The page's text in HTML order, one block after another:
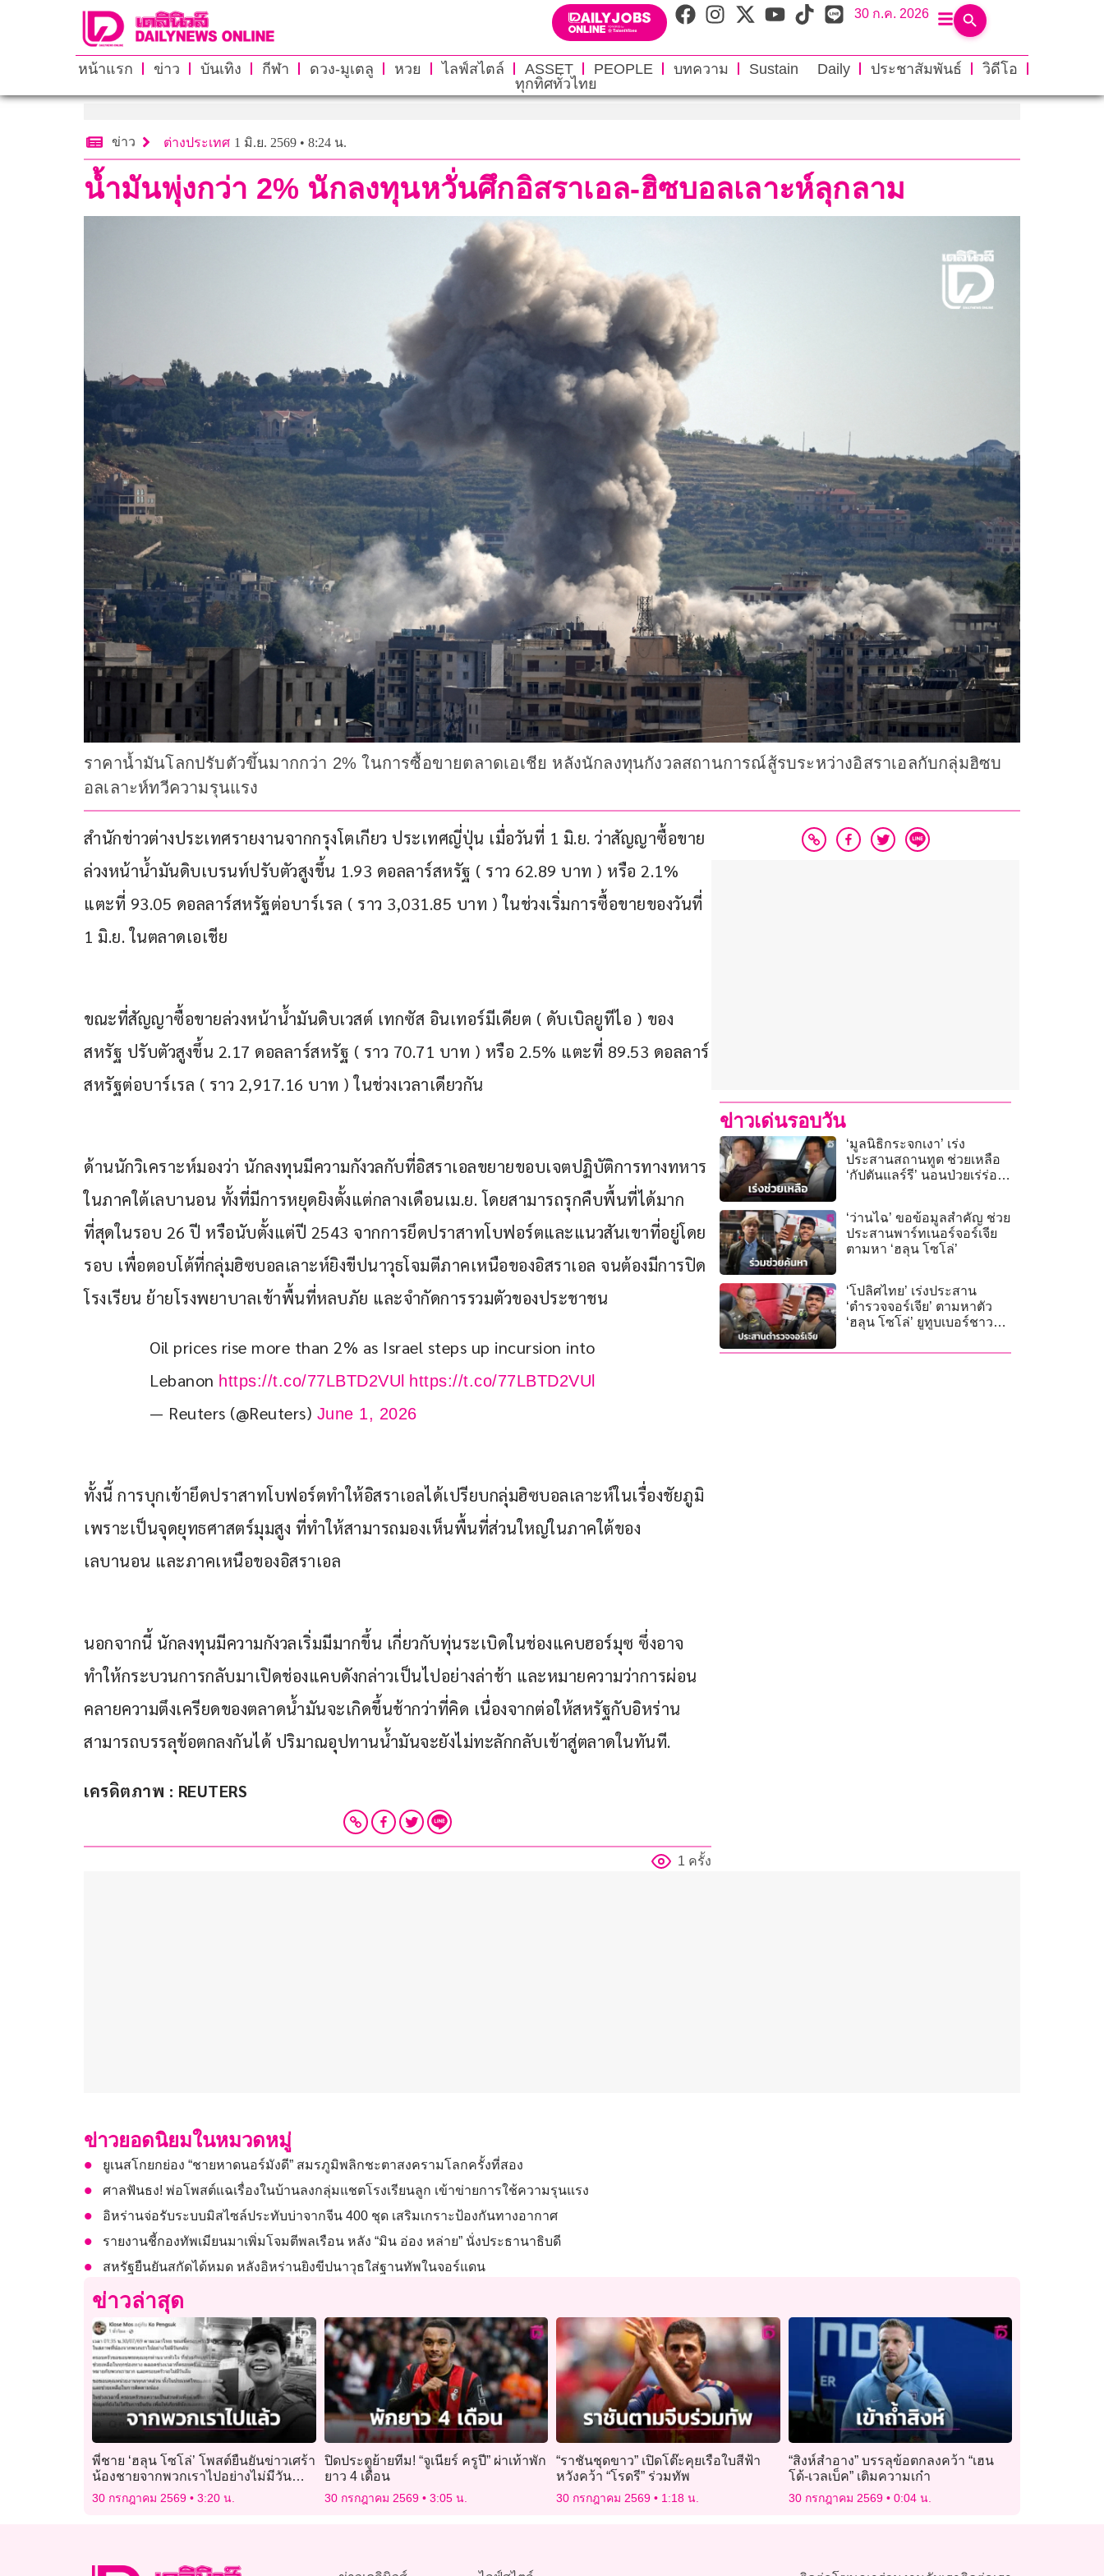
30 ก.ค. 2026
หน้าแรก ข่าว บันเทิง กีฬา ดวง-มูเตลู หวย ไลฟ์สไตล์ ASSET PEOPLE บทความ Sustain Daily ประชาสัมพันธ์
วิดีโอ
ทุกทิศทั่วไทย
ข่าว ต่างประเทศ 1 มิ.ย. 2569 • 8:24 น.
น้ำมันพุ่งกว่า 2% นักลงทุนหวั่นศึกอิสราเอล-ฮิซบอลเลาะห์ลุกลาม
ราคาน้ำมันโลกปรับตัวขึ้นมากกว่า 2% ในการซื้อขายตลาดเอเชีย หลังนักลงทุนกังวลสถานการณ์สู้รบระหว่างอิสราเอลกับกลุ่มฮิซบ
อลเลาะห์ทวีความรุนแรง
สำนักข่าวต่างประเทศรายงานจากกรุงโตเกียว ประเทศญี่ปุ่น เมื่อวันที่ 1 มิ.ย. ว่าสัญญาซื้อขาย
ล่วงหน้าน้ำมันดิบเบรนท์ปรับตัวสูงขึ้น 1.93 ดอลลาร์สหรัฐ ( ราว 62.89 บาท ) หรือ 2.1%
แตะที่ 93.05 ดอลลาร์สหรัฐต่อบาร์เรล ( ราว 3,031.85 บาท ) ในช่วงเริ่มการซื้อขายของวันที่
1 มิ.ย. ในตลาดเอเชีย
ขณะที่สัญญาซื้อขายล่วงหน้าน้ำมันดิบเวสต์ เทกซัส อินเทอร์มีเดียต ( ดับเบิลยูทีไอ ) ของ
สหรัฐ ปรับตัวสูงขึ้น 2.17 ดอลลาร์สหรัฐ ( ราว 70.71 บาท ) หรือ 2.5% แตะที่ 89.53 ดอลลาร์
สหรัฐต่อบาร์เรล ( ราว 2,917.16 บาท ) ในช่วงเวลาเดียวกัน
ด้านนักวิเคราะห์มองว่า นักลงทุนมีความกังวลกับที่อิสราเอลขยายขอบเจตปฏิบัติการทางทหาร
ในภาคใต้เลบานอน ทั้งที่มีการหยุดยิงตั้งแต่กลางเดือนเม.ย. โดยสามารถรุกคืบพื้นที่ได้มาก
ที่สุดในรอบ 26 ปี หรือนับตั้งแต่ปี 2543 จากการยึดปราสาทโบฟอร์ตและแนวสันเขาที่อยู่โดย
รอบ เพื่อตอบโต้ที่กลุ่มฮิซบอลเลาะห์ยิงขีปนาวุธโจมตีภาคเหนือของอิสราเอล จนต้องมีการปิด
โรงเรียน ย้ายโรงพยาบาลเข้าพื้นที่หลบภัย และจำกัดการรวมตัวของประชาชน
Oil prices rise more than 2% as Israel steps up incursion into
Lebanon https://t.co/77LBTD2VUl https://t.co/77LBTD2VUl
— Reuters (@Reuters) June 1, 2026
ทั้งนี้ การบุกเข้ายึดปราสาทโบฟอร์ตทำให้อิสราเอลได้เปรียบกลุ่มฮิซบอลเลาะห์ในเรื่องชัยภูมิ
เพราะเป็นจุดยุทธศาสตร์มุมสูง ที่ทำให้สามารถมองเห็นพื้นที่ส่วนใหญ่ในภาคใต้ของ
เลบานอน และภาคเหนือของอิสราเอล
นอกจากนี้ นักลงทุนมีความกังวลเริ่มมีมากขึ้น เกี่ยวกับทุ่นระเบิดในช่องแคบฮอร์มุซ ซึ่งอาจ
ทำให้กระบวนการกลับมาเปิดช่องแคบดังกล่าวเป็นไปอย่างล่าช้า และหมายความว่าการผ่อน
คลายความตึงเครียดของตลาดน้ำมันจะเกิดขึ้นช้ากว่าที่คิด เนื่องจากต่อให้สหรัฐกับอิหร่าน
สามารถบรรลุข้อตกลงกันได้ ปริมาณอุปทานน้ำมันจะยังไม่ทะลักกลับเข้าสู่ตลาดในทันที.
เครดิตภาพ : REUTERS
1 ครั้ง
ข่าวเด่นรอบวัน
‘มูลนิธิกระจกเงา’ เร่ง
ประสานสถานทูต ช่วยเหลือ
‘กัปตันแลร์รี’ นอนป่วยเร่ร่อน
‘ว่านไฉ’ ขอข้อมูลสำคัญ ช่วย
ประสานพาร์ทเนอร์จอร์เจีย
ตามหา ‘ฮลุน โซโล่’
‘โปลิศไทย’ เร่งประสาน
‘ตำรวจจอร์เจีย’ ตามหาตัว
‘ฮลุน โซโล่’ ยูทูบเบอร์ชาว
ข่าวยอดนิยมในหมวดหมู่
ยูเนสโกยกย่อง “ชายหาดนอร์มังดี” สมรภูมิพลิกชะตาสงครามโลกครั้งที่สอง
ศาลฟันธง! พ่อโพสต์แฉเรื่องในบ้านลงกลุ่มแชตโรงเรียนลูก เข้าข่ายการใช้ความรุนแรง
อิหร่านจ่อรับระบบมิสไซล์ประทับบ่าจากจีน 400 ชุด เสริมเกราะป้องกันทางอากาศ
รายงานชี้กองทัพเมียนมาเพิ่มโจมตีพลเรือน หลัง “มิน อ่อง หล่าย” นั่งประธานาธิบดี
สหรัฐยืนยันสกัดได้หมด หลังอิหร่านยิงขีปนาวุธใส่ฐานทัพในจอร์แดน
ข่าวล่าสุด
พี่ชาย ‘ฮลุน โซโล่’ โพสต์ยืนยันข่าวเศร้า
น้องชายจากพวกเราไปอย่างไม่มีวัน
กลับ
30 กรกฎาคม 2569 3:20 น.
ปิดประตูย้ายทีม! “จูเนียร์ ครูปี” ผ่าเท้าพัก
ยาว 4 เดือน
30 กรกฎาคม 2569 3:05 น.
“ราชันชุดขาว” เปิดโต๊ะคุยเรือใบสีฟ้า
หวังคว้า “โรดรี” ร่วมทัพ
30 กรกฎาคม 2569 1:18 น.
“สิงห์สำอาง” บรรลุข้อตกลงคว้า “เฮน
โด้-เวลเบ็ค” เติมความเก๋า
30 กรกฎาคม 2569 0:04 น.